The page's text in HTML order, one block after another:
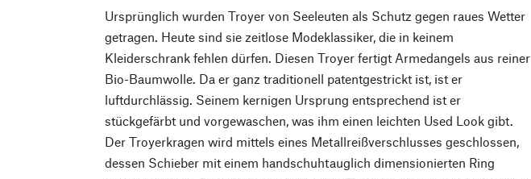
Ursprünglich wurden Troyer von Seeleuten als Schutz gegen raues Wetter
getragen. Heute sind sie zeitlose Modeklassiker, die in keinem
Kleiderschrank fehlen dürfen. Diesen Troyer fertigt Armedangels aus reiner
Bio-Baumwolle. Da er ganz traditionell patentgestrickt ist, ist er
luftdurchlässig. Seinem kernigen Ursprung entsprechend ist er
stückgefärbt und vorgewaschen, was ihm einen leichten Used Look gibt.
Der Troyerkragen wird mittels eines Metallreißverschlusses geschlossen,
dessen Schieber mit einem handschuhtauglich dimensionierten Ring